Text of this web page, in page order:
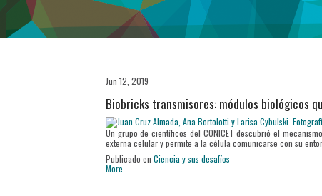
Jun 12, 2019
Biobricks transmisores: módulos biológicos
Un grupo de científicos del CONICET descubrió el
externa celular y permite a la célula comunicarse con su
Publicado en Ciencia y sus desafíos
More